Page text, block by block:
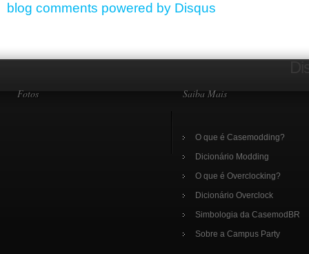
blog comments powered by Disqus
Fotos Saiba Mais
O que é Casemodding?
Dicionário Modding
O que é Overclocking?
Dicionário Overclock
Simbologia da CasemodBR
Sobre a Campus Party